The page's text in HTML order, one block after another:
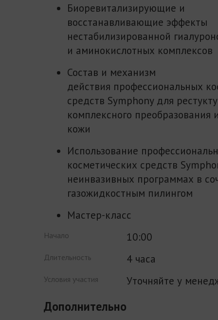
Биоревитализирующие и
восстанавливающие эффекты
нестабилизированной
и аминокислотных комплексов
Состав и механизм
действия профессиональных
средств Symphony для
комплексного преобразования
кожи
Использование
косметических средств
неинвазивных программах в
газожидкостным пилингом
Мастер-класс
Начало 10:00
Длительность 4 часа
Условия участия Уточняйте у
Дополнительно